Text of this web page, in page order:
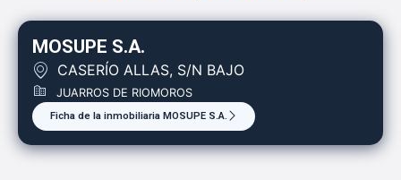
MOSUPE S.A.
CASERÍO ALLAS, S/N BAJO
JUARROS DE RIOMOROS
Ficha de la inmobiliaria MOSUPE S.A.